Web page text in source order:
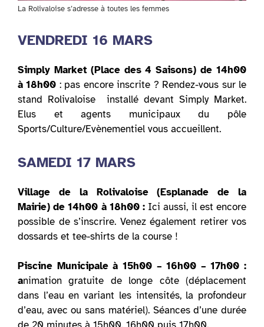
La Rolivaloise s’adresse à toutes les femmes
VENDREDI 16 MARS
Simply Market (Place des 4 Saisons) de 14h00
à 18h00 : pas encore inscrite ? Rendez-vous sur le
stand Rolivaloise installé devant Simply Market.
Elus et agents municipaux du pôle
Sports/Culture/Evènementiel vous accueillent.
SAMEDI 17 MARS
Village de la Rolivaloise (Esplanade de la
Mairie) de 14h00 à 18h00 : Ici aussi, il est encore
possible de s’inscrire. Venez également retirer vos
dossards et tee-shirts de la course !
Piscine Municipale à 15h00 – 16h00 – 17h00 :
animation gratuite de longe côte (déplacement
dans l’eau en variant les intensités, la profondeur
d’eau, avec ou sans matériel). Séances d’une durée